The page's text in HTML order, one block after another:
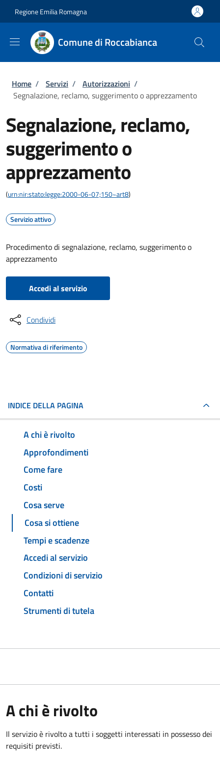
Regione Emilia Romagna
Comune di Roccabianca
Briciole di pane
Home / Servizi / Autorizzazioni /
Segnalazione, reclamo, suggerimento o apprezzamento
Segnalazione, reclamo,
suggerimento o
apprezzamento
(urn:nir:stato:legge:2000-06-07;150~art8)
Servizio attivo
Procedimento di segnalazione, reclamo, suggerimento o
apprezzamento
Accedi al servizio
Condividi
Normativa di riferimento
INDICE DELLA PAGINA
A chi è rivolto
Approfondimenti
Come fare
Costi
Cosa serve
Cosa si ottiene
Tempi e scadenze
Accedi al servizio
Condizioni di servizio
Contatti
Strumenti di tutela
A chi è rivolto
Il servizio è rivolto a tutti i soggetti interessati in possesso dei
requisiti previsti.